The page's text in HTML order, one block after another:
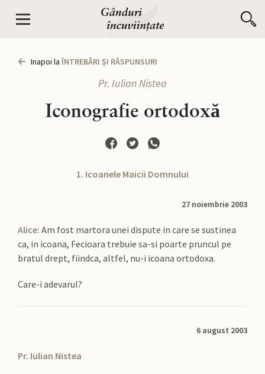
Inapoi la ÎNTREBĂRI ȘI RĂSPUNSURI
Pr. Iulian Nistea
Iconografie ortodoxă
1. Icoanele Maicii Domnului
27 noiembrie 2003
Alice: Am fost martora unei dispute in care se sustinea
ca, in icoana, Fecioara trebuie sa-si poarte pruncul pe
bratul drept, fiindca, altfel, nu-i icoana ortodoxa.
Care-i adevarul?
6 august 2003
Pr. Iulian Nistea